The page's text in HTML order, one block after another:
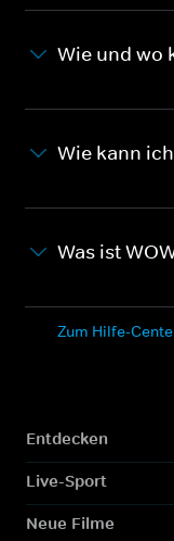
Wie und wo
Wie kann
Was ist
Zum Hilfe-
Entdecken
Live-Sport
Neue Filme